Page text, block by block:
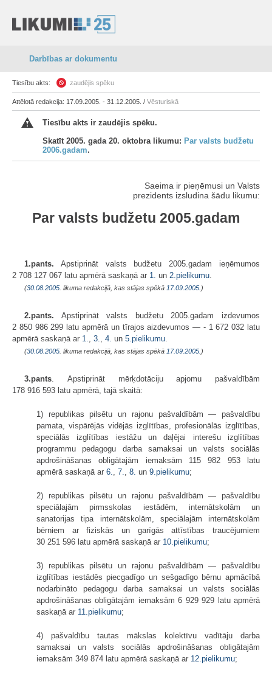
Darbības ar dokumentu
Tiesību akts: zaudējis spēku
Attēlotā redakcija: 17.09.2005. - 31.12.2005. / Vēsturiskā
Tiesību akts ir zaudējis spēku.
Skatīt 2005. gada 20. oktobra likumu: Par valsts budžetu
2006.gadam.
Saeima ir pieņēmusi un Valsts
prezidents izsludina šādu likumu:
Par valsts budžetu 2005.gadam
1.pants. Apstiprināt valsts budžetu 2005.gadam ieņēmumos
2 708 127 067 latu apmērā saskaņā ar 1. un 2.pielikumu
(30.08.2005 . likuma redakcijā, kas stājas spēkā 17.09.2005. )
2.pants. Apstiprināt valsts budžetu 2005.gadam izdevumos
2 850 986 299 latu apmērā un tīrajos aizdevumos — - 1 672 032 latu
apmērā saskaņā ar 1. 3. 4. un 5.pielikumu
(30.08.2005 . likuma redakcijā, kas stājas spēkā 17.09.2005. )
3.pants
Apstiprināt mērķdotāciju apjomu pašvaldībām
178 916 593 latu apmērā, tajā skaitā:
1) republikas pilsētu un rajonu pašvaldībām — pašvaldību
pamata, vispārējās vidējās izglītības, profesionālās izglītības,
speciālās izglītības iestāžu un daļējai interešu izglītības
programmu pedagogu darba samaksai un valsts sociālās
apdrošināšanas obligātajām iemaksām 115 982 953 latu
apmērā saskaņā ar 6. 7. 8. un 9.pielikumu;
2) republikas pilsētu un rajonu pašvaldībām — pašvaldību
speciālajām pirmsskolas iestādēm, internātskolām un
sanatorijas tipa internātskolām, speciālajām internātskolām
bērniem ar fiziskās un garīgās attīstības traucējumiem
30 251 596 latu apmērā saskaņā ar 10.pielikumu;
3) republikas pilsētu un rajonu pašvaldībām — pašvaldību
izglītības iestādēs piecgadīgo un sešgadīgo bērnu apmācībā
nodarbināto pedagogu darba samaksai un valsts sociālās
apdrošināšanas obligātajām iemaksām 6 929 929 latu apmērā
saskaņā ar 11.pielikumu;
4) pašvaldību tautas mākslas kolektīvu vadītāju darba
samaksai un valsts sociālās apdrošināšanas obligātajām
iemaksām 349 874 latu apmērā saskaņā ar 12.pielikumu;